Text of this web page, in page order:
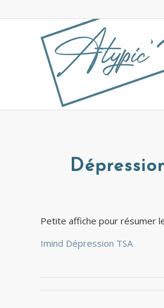
Petite affiche pour résumer
Imind Dépression TSA